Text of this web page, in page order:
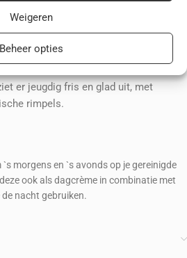
Weigeren
Beheer opties
en ontspannend.
verschillende soorten stress op je
er jeugdig fris en glad uit, met
rimpels.
morgens en `s avonds op je gereinigde
ook als dagcrème in combinatie met
nacht gebruiken.